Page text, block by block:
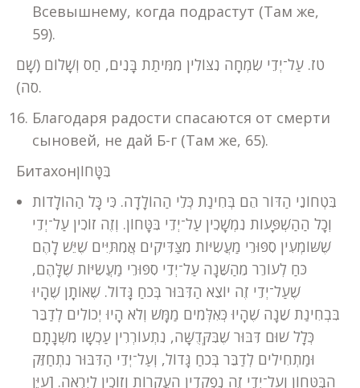
Всевышнему, когда подрастут (Там же,
59).
טז. עַל־יְדֵי שִׂמְחָה נִצּוֹלִין מִמִּיתַת בָּנִים, חַס וְשָׁלוֹם (שָׁם
סה).
Благодаря радости спасаются от смерти
сыновей, не дай Б-г (Там же, 65).
Битахонבִּטָּחוֹן
בִּטְחוֹנֵי הַדּוֹר הֵם בְּחִינַת כְּלֵי הַהוֹלָדָה. כִּי כָּל הַהוֹלָדוֹת
וְכָל הַהַשְׁפָּעוֹת נִמְשָׁכִין עַל־יְדֵי בִּטָּחוֹן. וְזֶה זוֹכִין עַל־יְדֵי
שֶׁשּׁוֹמְעִין סִפּוּרֵי מַעֲשִׂיּוֹת מִצַּדִּיקִים אֲמִתִּיִּים שֶׁיֵּשׁ לָהֶם
כֹּחַ לְעוֹרֵר מֵהַשֵּׁנָה עַל־יְדֵי סִפּוּרֵי מַעֲשִׂיּוֹת שֶׁלָּהֶם,
שֶׁעַל־יְדֵי זֶה יוֹצֵא הַדִּבּוּר בְּכֹחַ גָּדוֹל. שֶׁאוֹתָן שֶׁהָיוּ
בִּבְחִינַת שֵׁנָה שֶׁהָיוּ כְּאִלְּמִים מַמָּשׁ וְלֹא הָיוּ יְכוֹלִים לְדַבֵּר
כְּלָל שׁוּם דִּבּוּר שֶׁבִּקְּדֻשָּׁה, נִתְעוֹרְרִין עַכְשָׁו מִשְּׁנָתָם
וּמַתְחִילִים לְדַבֵּר בְּכֹחַ גָּדוֹל, וְעַל־יְדֵי הַדִּבּוּר נִתְחַזֵּק
הַבִּטָּחוֹן וְעַל־יְדֵי זֶה נִפְקָדִין הָעֲקָרוֹת וְזוֹכִין לְיִרְאָה. [עַיֵּן